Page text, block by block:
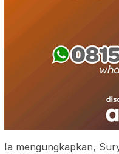
Ia mengungkapkan,